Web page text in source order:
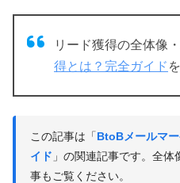
リード獲得の全体像
得とは？完全ガイド
この記事は「BtoBメールマ
イド 」の関連記事です。全
事もご覧ください。